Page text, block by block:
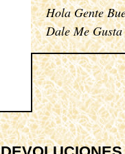
Hola Gente
Dale Me